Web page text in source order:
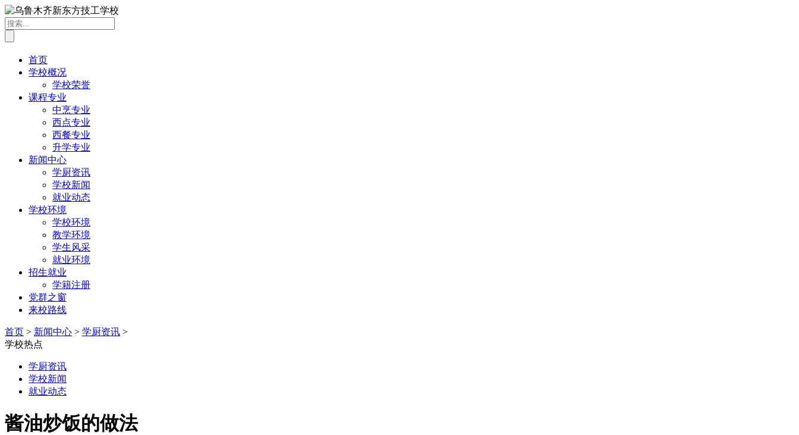
首页
学校概况
学校荣誉
课程专业
中烹专业
西点专业
西餐专业
升学专业
新闻中心
学厨资讯
学校新闻
就业动态
学校环境
学校环境
教学环境
学生风采
就业环境
招生就业
学籍注册
党群之窗
来校路线
首页 > 新闻中心 > 学厨资讯 >
学校热点
学厨资讯
学校新闻
就业动态
酱油炒饭的做法